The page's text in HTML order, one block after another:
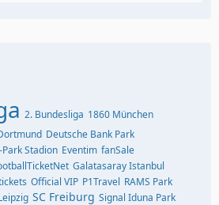
2. Bundesliga 1860 München
Deutsche Bank Park
Stadion Eventim fanSale
Galatasaray Istanbul
Official VIP P1Travel RAMS Park
SC Freiburg Signal Iduna Park